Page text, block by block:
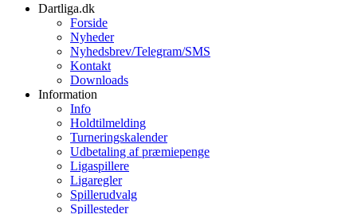
Dartliga.dk
Forside
Nyheder
Nyhedsbrev/Telegram/SMS
Kontakt
Downloads
Information
Info
Holdtilmelding
Turneringskalender
Udbetaling af præmiepenge
Ligaspillere
Ligaregler
Spillerudvalg
Spillesteder